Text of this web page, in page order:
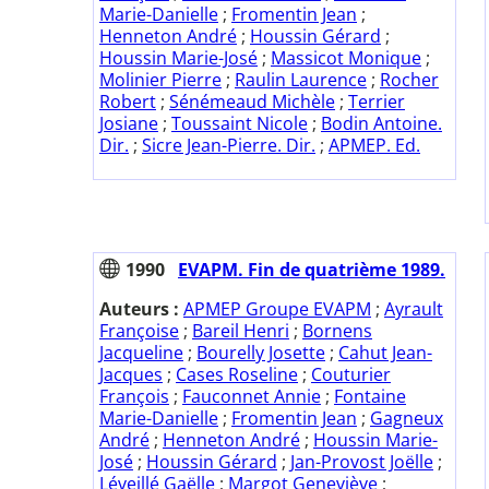
Marie-Danielle ; Fromentin Jean ;
Henneton André ; Houssin Gérard ;
Houssin Marie-José ; Massicot Monique ;
Molinier Pierre ; Raulin Laurence ; Rocher
Robert ; Sénémeaud Michèle ; Terrier
Josiane ; Toussaint Nicole ; Bodin Antoine.
Dir. ; Sicre Jean-Pierre. Dir. ; APMEP. Ed.
1990 EVAPM. Fin de quatrième 1989.
Auteurs : APMEP Groupe EVAPM ; Ayrault
Françoise ; Bareil Henri ; Bornens
Jacqueline ; Bourelly Josette ; Cahut Jean-
Jacques ; Cases Roseline ; Couturier
François ; Fauconnet Annie ; Fontaine
Marie-Danielle ; Fromentin Jean ; Gagneux
André ; Henneton André ; Houssin Marie-
José ; Houssin Gérard ; Jan-Provost Joëlle ;
Léveillé Gaëlle ; Margot Geneviève ;